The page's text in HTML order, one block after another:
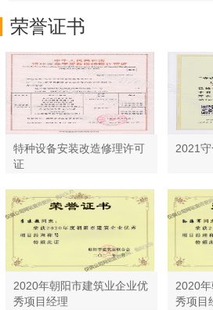
荣誉证书
特种设备安装改造修理许可
证
2021
2020年朝阳市建筑业企业优
秀项目经理
2020
秀项目